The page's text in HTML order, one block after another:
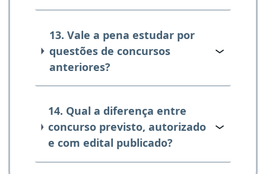
13. Vale a pena estudar por
questões de concursos
anteriores?
14. Qual a diferença entre
concurso previsto, autorizado
e com edital publicado?